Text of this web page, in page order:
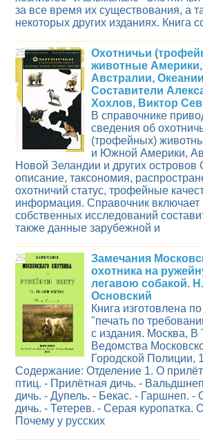
за все время их существования, а
некоторых других изданиях. Книга
25
Охотничьи
животные Америки,
Австралии,
Составители
Хохлов, Виктор
В справочнике
сведения об
(трофейных)
и Южной Америки,
Новой Зеландии и других островов
описание, таксономия,
охотничий статус, трофейные
информация. Справочник
собственных исследований
также данные зарубежной и
26
Замечания
охотника на
легавою собакой.
Основский
Книга изготовлена
"печать по
с издания. Москва, В
Ведомства
Городской Полиции,
Содержание: Отделение 1. О
птиц. - Прилётная дичь. -
дичь. - Дупель. - Бекас. - Гаршнеп. -
дичь. - Тетерев. - Серая куропатка.
Почему у русских